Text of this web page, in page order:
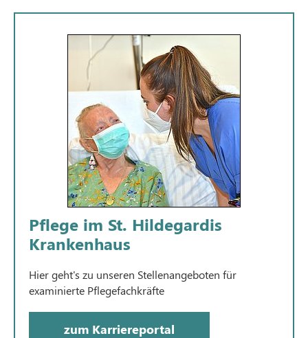
Pflege im St. Hildegardis
Krankenhaus
Hier geht's zu unseren Stellenangeboten für
examinierte Pflegefachkräfte
zum Karriereportal